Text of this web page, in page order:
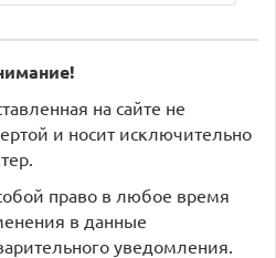
на сайте не
и носит исключительно
право в любое время
в данные
уведомления.